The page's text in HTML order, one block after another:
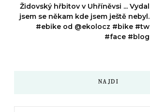
Židovský hřbitov v Uhříněvsi ... Vydal
jsem se někam kde jsem ještě nebyl.
#ebike od @ekolocz #bike #tw
#face #blog
NAJDI